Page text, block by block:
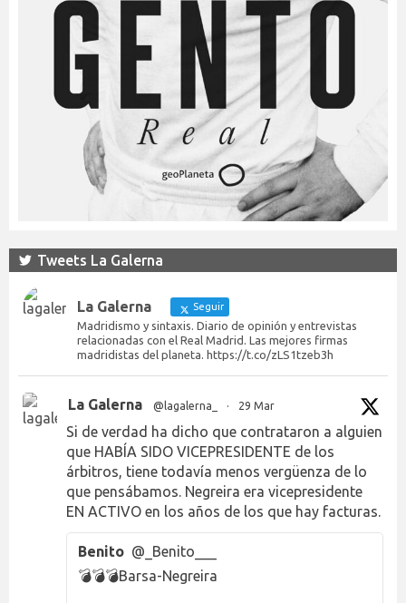
Tweets La Galerna
La Galerna Seguir
Madridismo y sintaxis. Diario de opinión y entrevistas
relacionadas con el Real Madrid. Las mejores firmas
madridistas del planeta. https://t.co/zLS1tzeb3h
La Galerna @lagalerna_ · 29 Mar
Si de verdad ha dicho que contrataron a alguien
que HABÍA SIDO VICEPRESIDENTE de los
árbitros, tiene todavía menos vergüenza de lo
que pensábamos. Negreira era vicepresidente
EN ACTIVO en los años de los que hay facturas.
Benito @_Benito___
💣💣💣Barsa-Negreira